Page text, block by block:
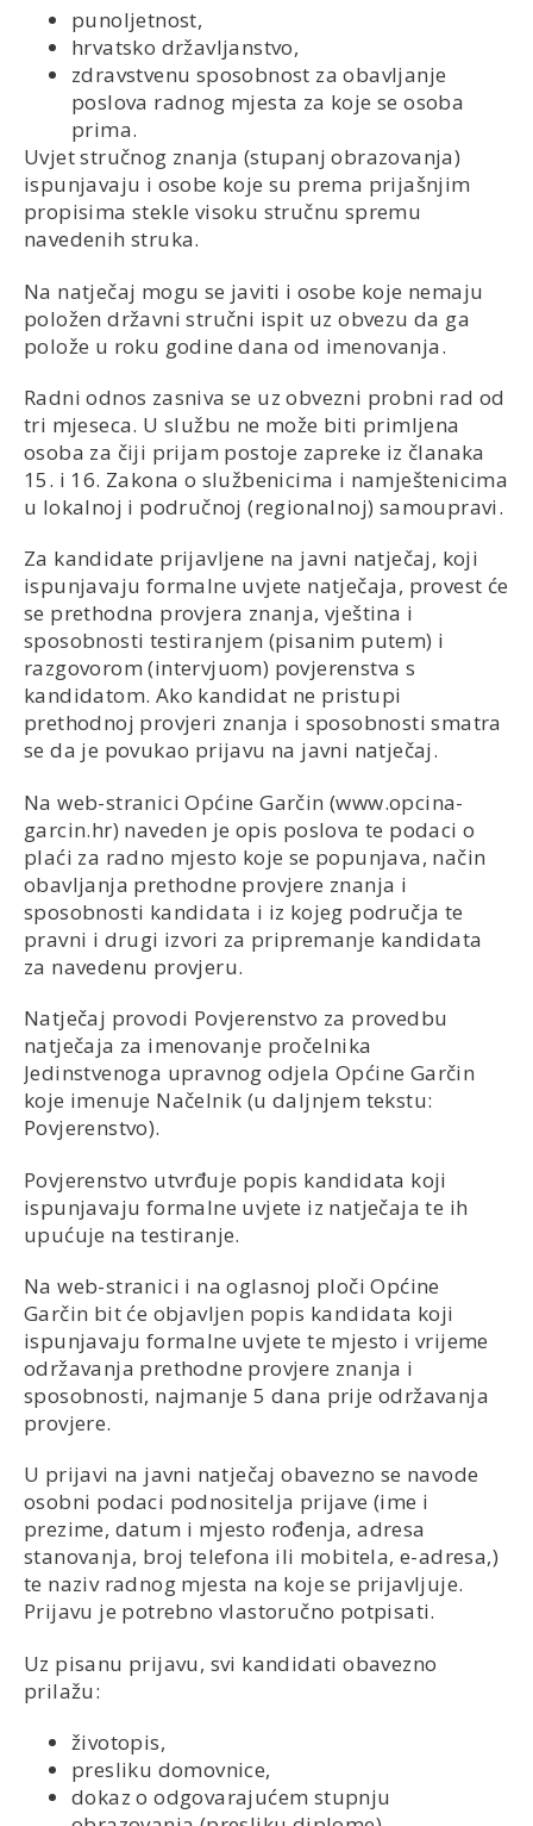
punoljetnost,
hrvatsko državljanstvo,
zdravstvenu sposobnost za obavljanje
poslova radnog mjesta za koje se osoba
prima.
Uvjet stručnog znanja (stupanj obrazovanja)
ispunjavaju i osobe koje su prema prijašnjim
propisima stekle visoku stručnu spremu
navedenih struka.
Na natječaj mogu se javiti i osobe koje nemaju
položen državni stručni ispit uz obvezu da ga
polože u roku godine dana od imenovanja.
Radni odnos zasniva se uz obvezni probni rad od
tri mjeseca. U službu ne može biti primljena
osoba za čiji prijam postoje zapreke iz članaka
15. i 16. Zakona o službenicima i namještenicima
u lokalnoj i područnoj (regionalnoj) samoupravi.
Za kandidate prijavljene na javni natječaj, koji
ispunjavaju formalne uvjete natječaja, provest će
se prethodna provjera znanja, vještina i
sposobnosti testiranjem (pisanim putem) i
razgovorom (intervjuom) povjerenstva s
kandidatom. Ako kandidat ne pristupi
prethodnoj provjeri znanja i sposobnosti smatra
se da je povukao prijavu na javni natječaj.
Na web-stranici Općine Garčin (www.opcina-
garcin.hr) naveden je opis poslova te podaci o
plaći za radno mjesto koje se popunjava, način
obavljanja prethodne provjere znanja i
sposobnosti kandidata i iz kojeg područja te
pravni i drugi izvori za pripremanje kandidata
za navedenu provjeru.
Natječaj provodi Povjerenstvo za provedbu
natječaja za imenovanje pročelnika
Jedinstvenoga upravnog odjela Općine Garčin
koje imenuje Načelnik (u daljnjem tekstu:
Povjerenstvo).
Povjerenstvo utvrđuje popis kandidata koji
ispunjavaju formalne uvjete iz natječaja te ih
upućuje na testiranje.
Na web-stranici i na oglasnoj ploči Općine
Garčin bit će objavljen popis kandidata koji
ispunjavaju formalne uvjete te mjesto i vrijeme
održavanja prethodne provjere znanja i
sposobnosti, najmanje 5 dana prije održavanja
provjere.
U prijavi na javni natječaj obavezno se navode
osobni podaci podnositelja prijave (ime i
prezime, datum i mjesto rođenja, adresa
stanovanja, broj telefona ili mobitela, e-adresa,)
te naziv radnog mjesta na koje se prijavljuje.
Prijavu je potrebno vlastoručno potpisati.
Uz pisanu prijavu, svi kandidati obavezno
prilažu:
životopis,
presliku domovnice,
dokaz o odgovarajućem stupnju